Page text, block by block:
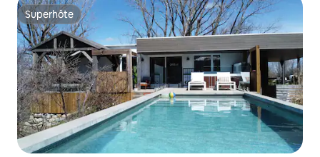
Superhôte
Superhôte